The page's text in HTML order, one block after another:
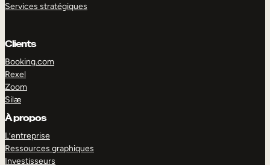
Services stratégiques
Clients
Booking.com
Rexel
Zoom
Silæ
À propos
L’entreprise
Ressources graphiques
Investisseurs